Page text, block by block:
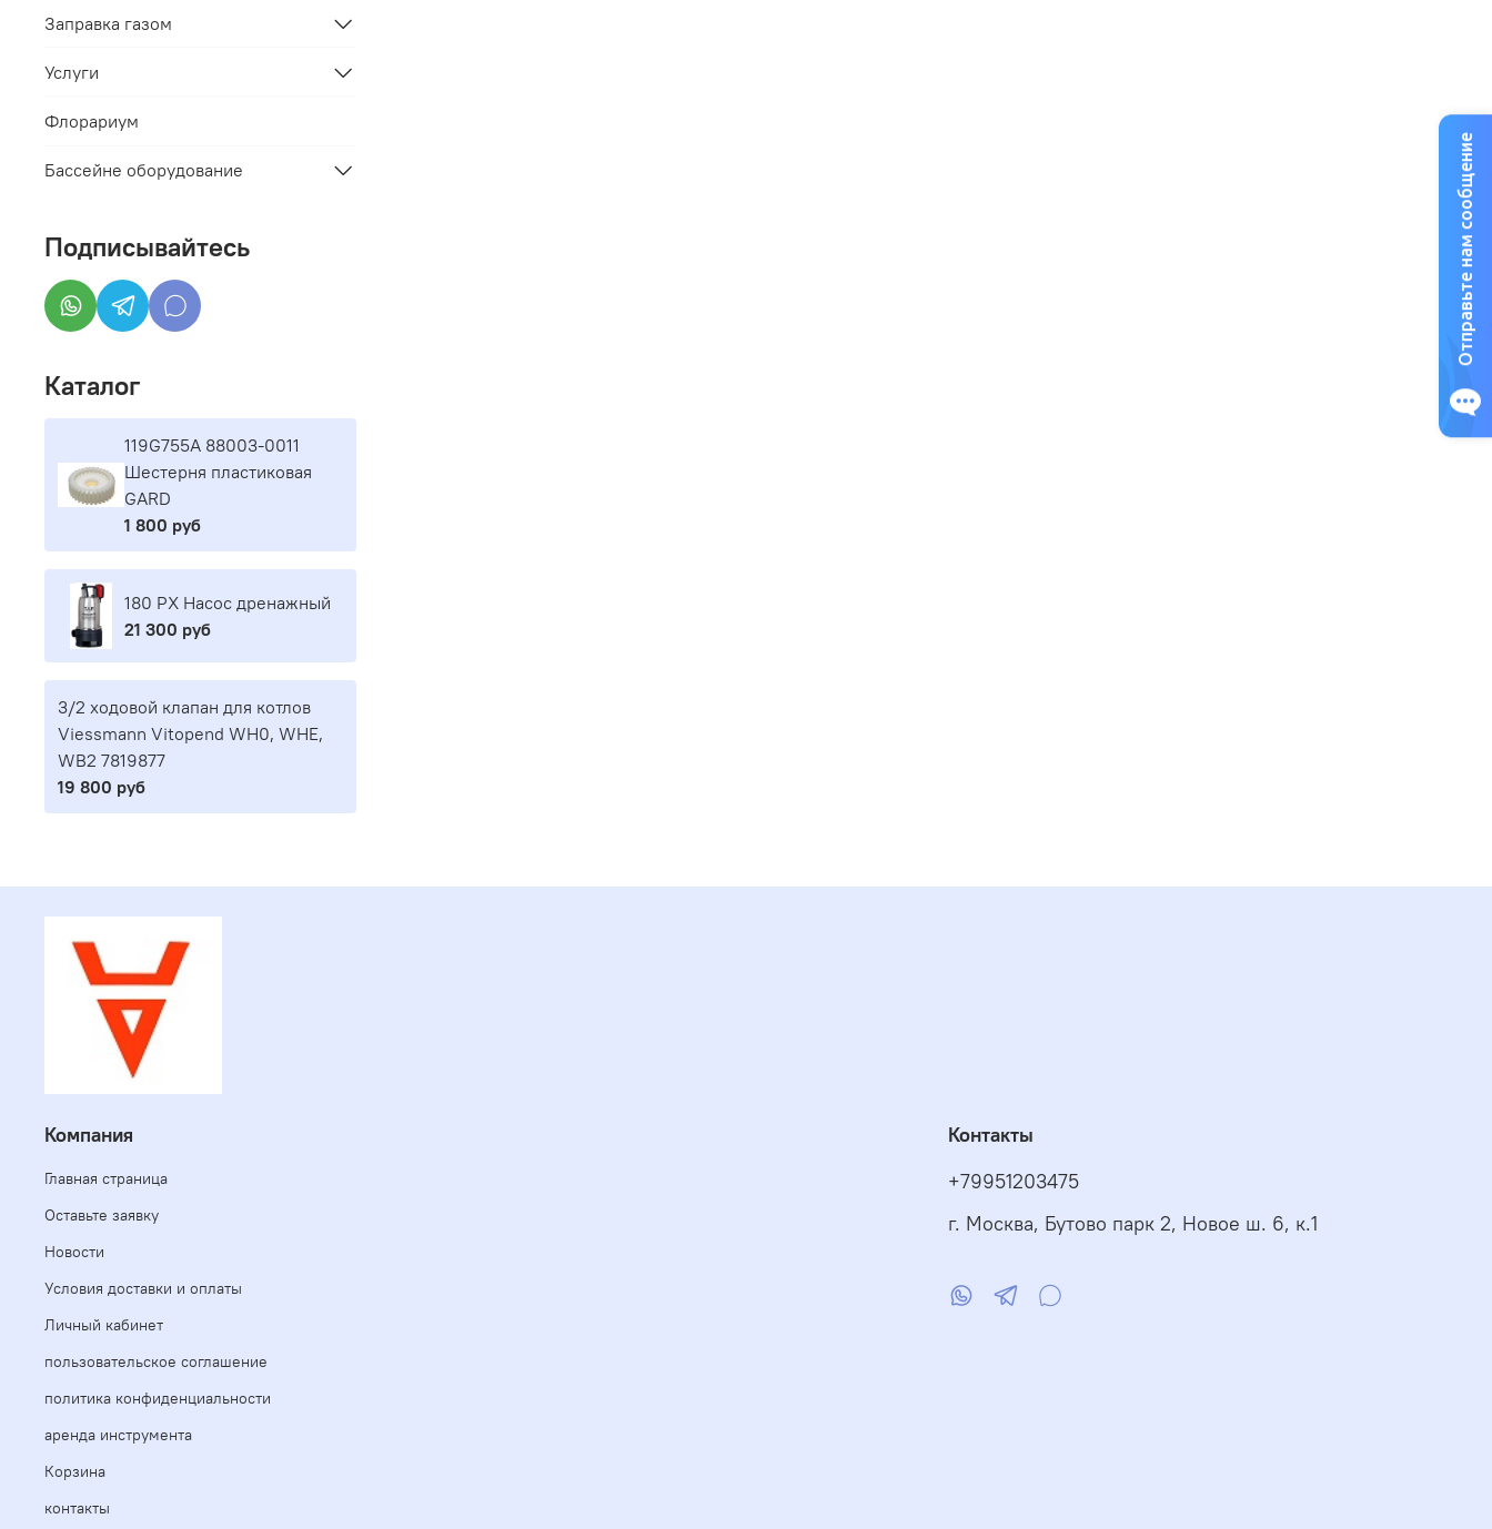
Заправка газом
Услуги
Флорариум
Бассейне оборудование
Подписывайтесь
Каталог
119G755A 88003-0011
Шестерня пластиковая
GARD
1 800 руб
180 PX Насос дренажный
21 300 руб
3/2 ходовой клапан для котлов
Viessmann Vitopend WH0, WHE,
WB2 7819877
19 800 руб
Компания
Главная страница
Оставьте заявку
Новости
Условия доставки и оплаты
Личный кабинет
пользовательское соглашение
политика конфиденциальности
аренда инструмента
Корзина
контакты
Контакты
+79951203475
г. Москва, Бутово парк 2, Новое ш. 6, к.1
Отправьте нам сообщение